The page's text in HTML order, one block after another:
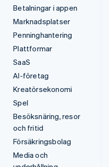
Betalningar i appen
Marknadsplatser
Penninghantering
Plattformar
SaaS
AI-företag
Kreatörsekonomi
Spel
Besöksnäring, resor
och fritid
Försäkringsbolag
Media och